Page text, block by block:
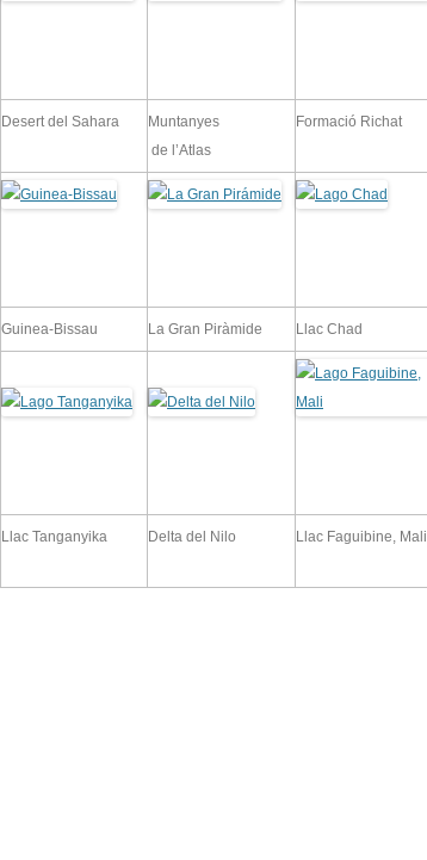
Desert del Sahara
Muntanyes
de l’Atlas
Formació Richat
Guinea-Bissau La Gran Piràmide Llac Chad
Llac Tanganyika Delta del Nilo Llac Faguibine, Mali